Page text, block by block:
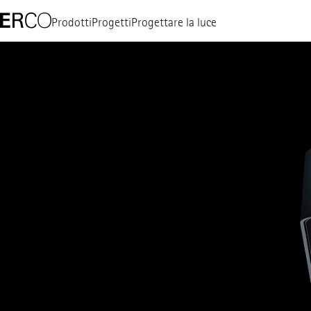
ProdottiProgettiProgettare la luce